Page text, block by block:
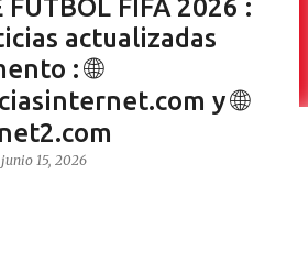
FIFA 2026 :
actualizadas
: 🌐
y 🌐
junio 15, 2026